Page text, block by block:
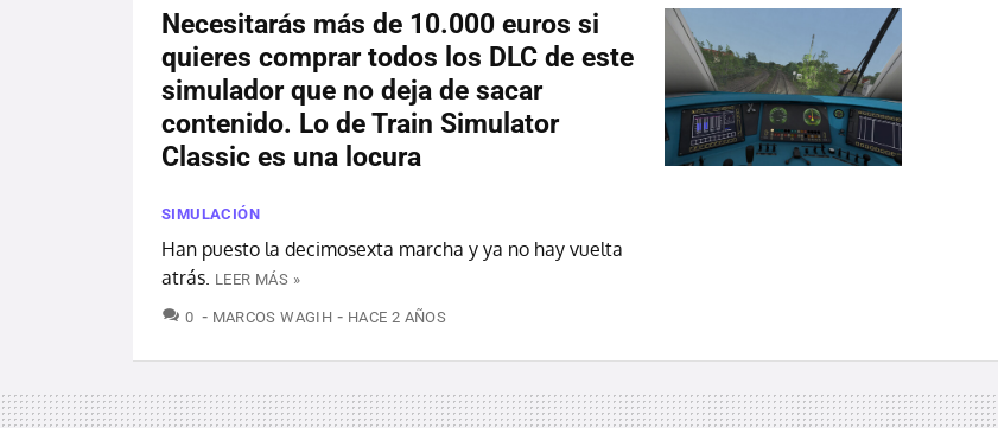
Necesitarás más de 10.000 euros si
quieres comprar todos los DLC de este
simulador que no deja de sacar
contenido. Lo de Train Simulator
Classic es una locura
SIMULACIÓN
Han puesto la decimosexta marcha y ya no hay vuelta
atrás. LEER MÁS »
0 COMENTARIOS
MARCOS WAGIH HACE 2 AÑOS